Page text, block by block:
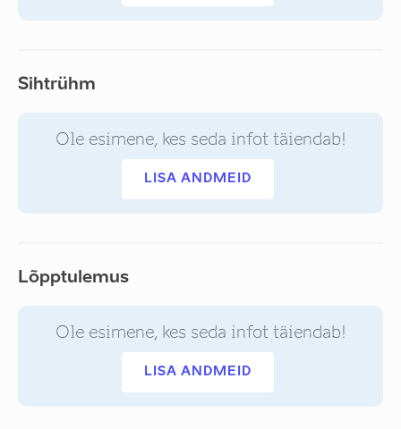
Sihtrühm
Ole esimene, kes seda infot täiendab!
LISA ANDMEID
Lõpptulemus
Ole esimene, kes seda infot täiendab!
LISA ANDMEID